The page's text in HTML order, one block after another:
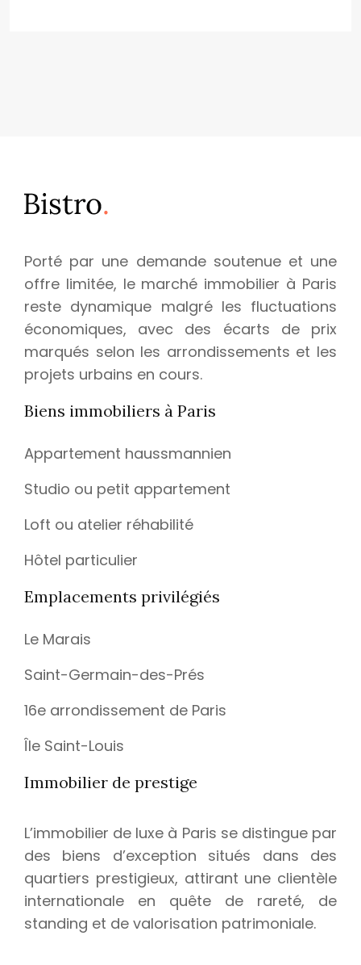
Porté par une demande soutenue et une
offre limitée, le marché immobilier à Paris
reste dynamique malgré les fluctuations
économiques, avec des écarts de prix
marqués selon les arrondissements et les
projets urbains en cours.
Biens immobiliers à Paris
Appartement haussmannien
Studio ou petit appartement
Loft ou atelier réhabilité
Hôtel particulier
Emplacements privilégiés
Le Marais
Saint-Germain-des-Prés
16e arrondissement de Paris
Île Saint-Louis
Immobilier de prestige
L’immobilier de luxe à Paris se distingue par
des biens d’exception situés dans des
quartiers prestigieux, attirant une clientèle
internationale en quête de rareté, de
standing et de valorisation patrimoniale.